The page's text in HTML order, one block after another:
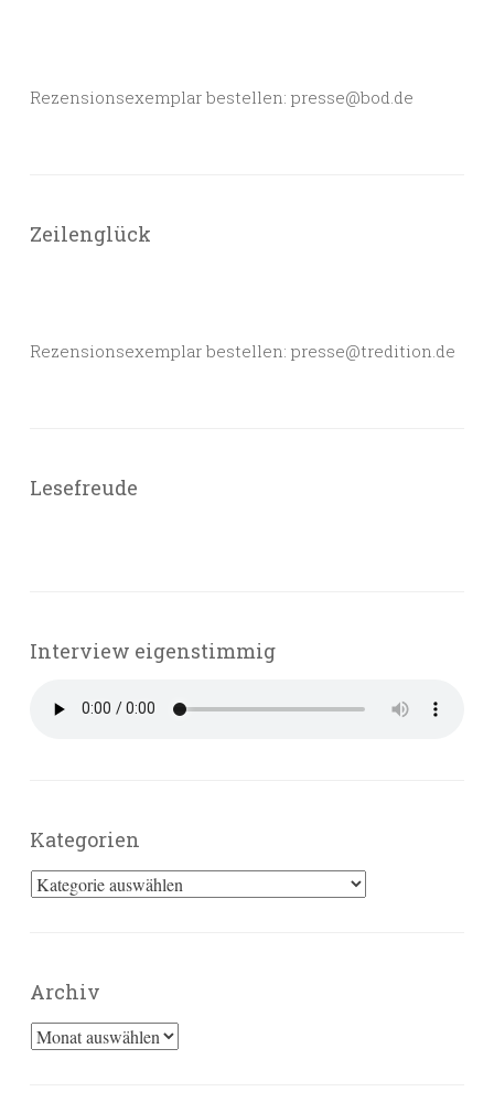
Rezensionsexemplar bestellen: presse@bod.de
Zeilenglück
Rezensionsexemplar bestellen: presse@tredition.de
Lesefreude
Interview eigenstimmig
Kategorien
Kategorien
Archiv
Archiv